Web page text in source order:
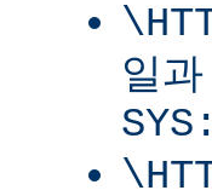
일